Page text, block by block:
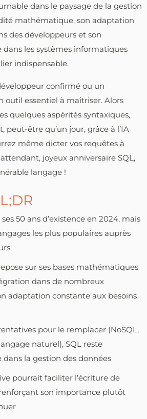
dans le paysage de la gestion
mathématique, son adaptation
des développeurs et son
les systèmes informatiques
indispensable.
confirmé ou un
outil essentiel à maîtriser. Alors
quelques aspérités syntaxiques,
peut-être qu’un jour, grâce à l’IA
même dicter vos requêtes à
joyeux anniversaire SQL,
langage !
50 ans d’existence en 2024, mais
les plus populaires auprès
sur ses bases mathématiques
dans de nombreux
adaptation constante aux besoins
pour le remplacer (NoSQL,
naturel), SQL reste
la gestion des données
pourrait faciliter l’écriture de
son importance plutôt